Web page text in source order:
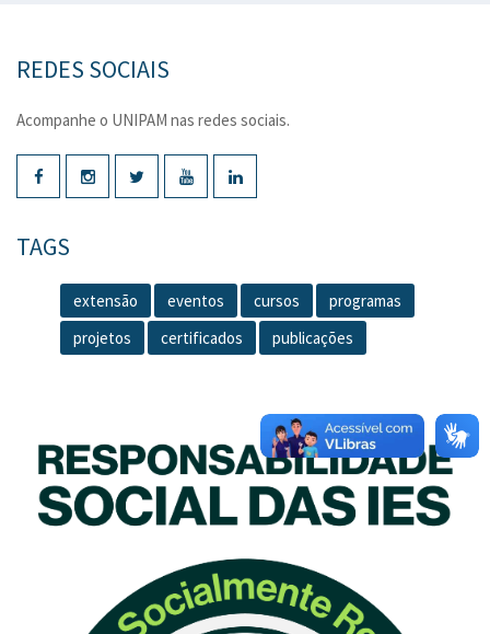
REDES SOCIAIS
Acompanhe o UNIPAM nas redes sociais.
TAGS
extensão eventos cursos
programas
projetos
certificados publicações